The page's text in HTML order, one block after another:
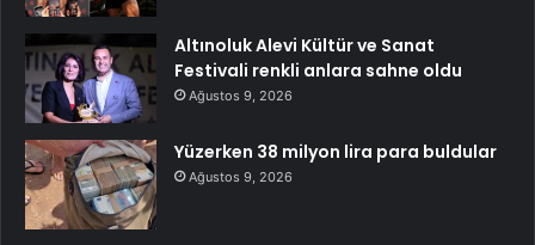
Altınoluk Alevi Kültür ve Sanat
Festivali renkli anlara sahne oldu
Ağustos 9, 2026
Yüzerken 38 milyon lira para buldular
Ağustos 9, 2026